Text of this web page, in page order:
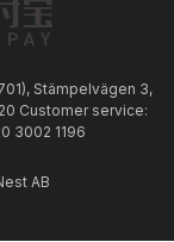
Stämpelvägen 3,
Customer service:
3002 1196
AB